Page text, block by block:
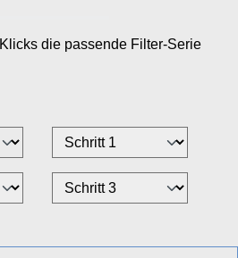
Klicks die passende Filter-Serie